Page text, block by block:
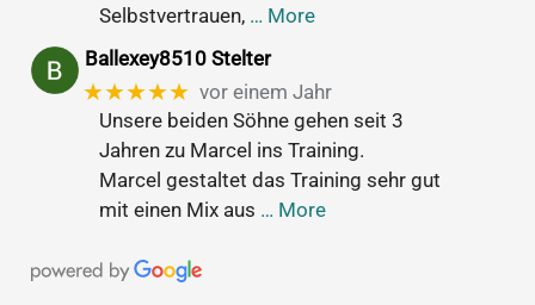
Selbstvertrauen, … More
Ballexey8510 Stelter
★★★★★ vor einem Jahr
Unsere beiden Söhne gehen seit 3
Jahren zu Marcel ins Training.
Marcel gestaltet das Training sehr gut
mit einen Mix aus … More